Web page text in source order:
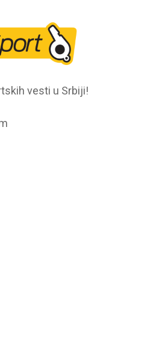
vesti u Srbiji!